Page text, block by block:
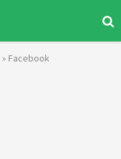
» Facebook